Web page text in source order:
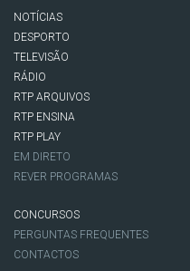
NOTÍCIAS
DESPORTO
TELEVISÃO
RÁDIO
RTP ARQUIVOS
RTP ENSINA
RTP PLAY
EM DIRETO
REVER PROGRAMAS
CONCURSOS
PERGUNTAS FREQUENTES
CONTACTOS